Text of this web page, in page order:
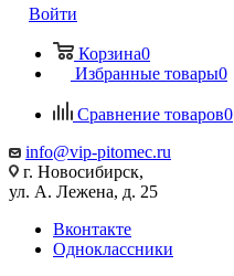
Войти
Корзина0
Избранные товары0
Сравнение товаров0
info@vip-pitomec.ru
г. Новосибирск,
ул. А. Лежена, д. 25
Вконтакте
Одноклассники